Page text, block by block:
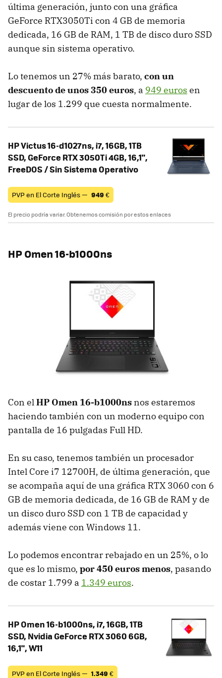
última generación, junto con una gráfica
GeForce RTX3050Ti con 4 GB de memoria
dedicada, 16 GB de RAM, 1 TB de disco duro SSD
aunque sin sistema operativo.
Lo tenemos un 27% más barato, con un
descuento de unos 350 euros, a 949 euros en
lugar de los 1.299 que cuesta normalmente.
HP Victus 16-d1027ns, i7, 16GB, 1TB
SSD, GeForce RTX 3050Ti 4GB, 16,1",
FreeDOS / Sin Sistema Operativo
PVP en El Corte Inglés — 949 €
El precio podría variar. Obtenemos comisión por estos enlaces
HP Omen 16-b1000ns
Con elHP Omen 16-b1000ns nos estaremos
haciendo también con un moderno equipo con
pantalla de 16 pulgadas Full HD.
En su caso, tenemos también un procesador
Intel Core i7 12700H, de última generación, que
se acompaña aquí de una gráfica RTX 3060 con 6
GB de memoria dedicada, de 16 GB de RAM y de
un disco duro SSD con 1 TB de capacidad y
además viene con Windows 11.
Lo podemos encontrar rebajado en un 25%, o lo
que es lo mismo, por 450 euros menos, pasando
de costar 1.799 a 1.349 euros.
HP Omen 16-b1000ns, i7, 16GB, 1TB
SSD, Nvidia GeForce RTX 3060 6GB,
16,1", W11
PVP en El Corte Inglés — 1.349 €